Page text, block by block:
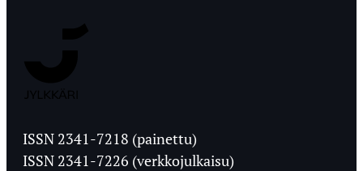
Ylioppilaslehti
ISSN 2341-7218 (painettu)
ISSN 2341-7226 (verkkojulkaisu)